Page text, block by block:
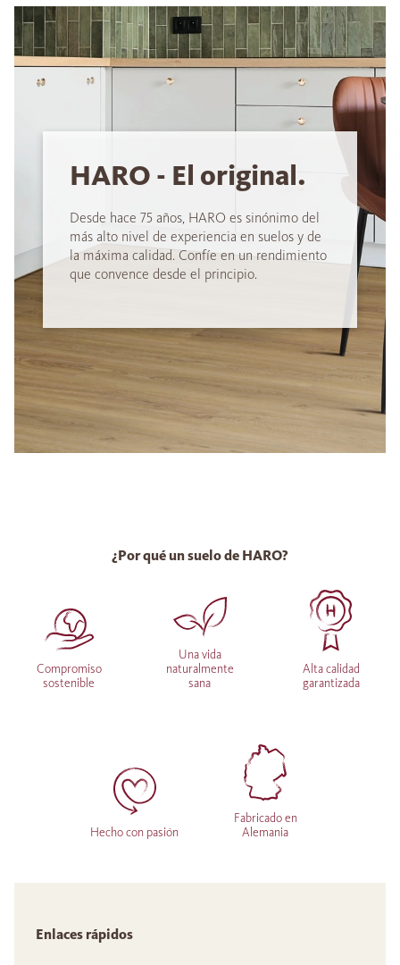
HARO - El original.
Desde hace 75 años, HARO es sinónimo del
más alto nivel de experiencia en suelos y de
la máxima calidad. Confíe en un rendimiento
que convence desde el principio.
¿Por qué un suelo de HARO?
Compromiso
sostenible
Una vida
naturalmente
sana
Alta calidad
garantizada
Hecho con pasión
Fabricado en
Alemania
Enlaces rápidos